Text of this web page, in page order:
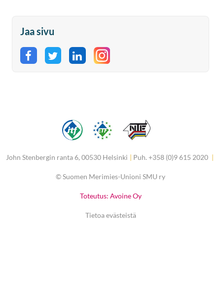
Jaa sivu
Jaa Facebookissa
Jaa Twitterissä
Jaa LinkedInissä
John Stenbergin ranta 6, 00530 Helsinki | Puh. +358 (0)9 615 2020 |
©Suomen Merimies-Unioni SMU ry
Toteutus: Avoine Oy
Tietoa evästeistä